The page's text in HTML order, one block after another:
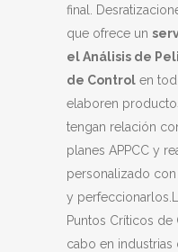
final.
que ofrece un
el Análisis de
de Control en
elaboren
tengan relación
planes APPCC y
personalizado
y
Puntos Críticos
cabo en